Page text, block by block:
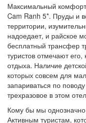
Максимальный
Cam Ranh 5*. Пруды и
территории,
надоедает, и райское
бесплатный трансфер
туристов отмечают его,
отдыха. Наличие
которых совсем для
запариваться по
трехразовое в этом
Кому бы мы
Активным туристам,